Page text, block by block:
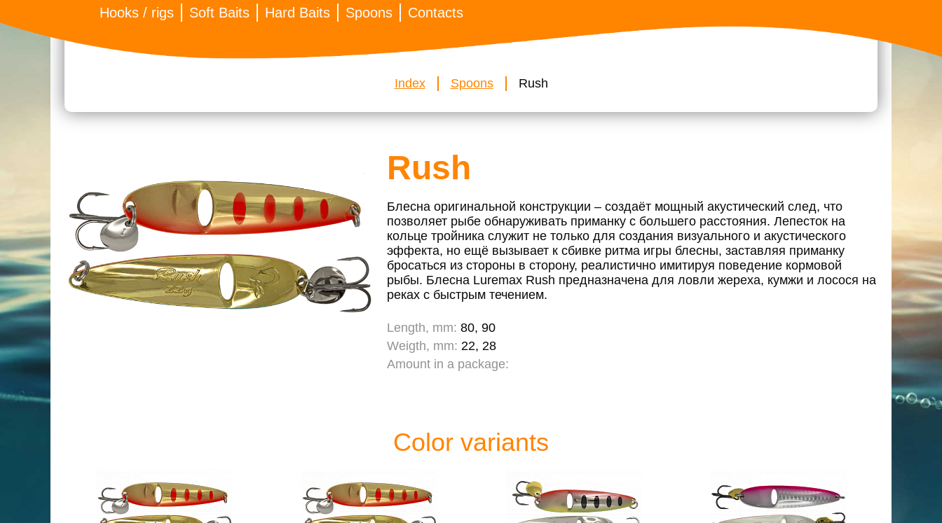
Hooks / rigs Soft Baits Hard Baits Spoons Contacts
Index Spoons Rush
Rush
Блесна оригинальной конструкции – создаёт мощный акустический след, что
позволяет рыбе обнаруживать приманку с большего расстояния. Лепесток на
кольце тройника служит не только для создания визуального и акустического
эффекта, но ещё вызывает к сбивке ритма игры блесны, заставляя приманку
бросаться из стороны в сторону, реалистично имитируя поведение кормовой
рыбы. Блесна Luremax Rush предназначена для ловли жереха, кумжи и лосося на
реках с быстрым течением.
Length, mm: 80, 90
Weigth, mm: 22, 28
Amount in a package:
Color variants